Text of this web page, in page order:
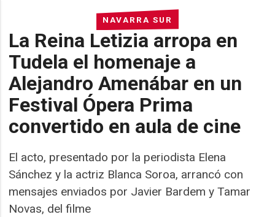
NAVARRA SUR
La Reina Letizia arropa en
Tudela el homenaje a
Alejandro Amenábar en un
Festival Ópera Prima
convertido en aula de cine
El acto, presentado por la periodista Elena
Sánchez y la actriz Blanca Soroa, arrancó con
mensajes enviados por Javier Bardem y Tamar
Novas, del filme